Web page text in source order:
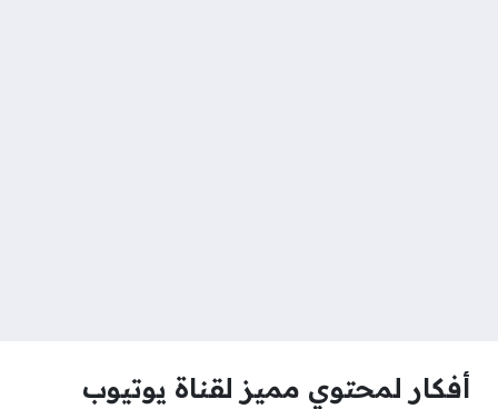
أفكار لمحتوي مميز لقناة يوتيوب